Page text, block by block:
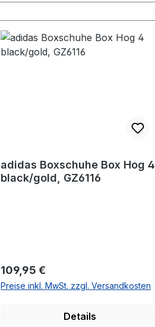
adidas Boxschuhe Box Hog 4
black/gold, GZ6116
Regulärer Preis:
109,95 €
Preise inkl. MwSt. zzgl. Versandkosten
Details